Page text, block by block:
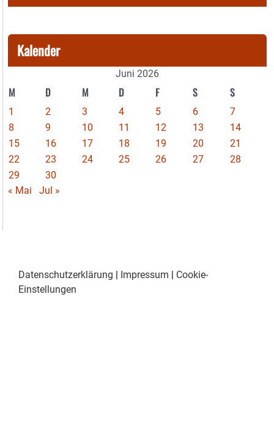
Kalender
Juni 2026
M D M D F S S
1 2 3 4 5 6
7
8
9 10 11 12 13
14
15
16 17 18 19 20
21
22
23 24 25 26 27
28
29
30
« Mai
Jul »
Datenschutzerklärung | Impressum | Cookie-
Einstellungen